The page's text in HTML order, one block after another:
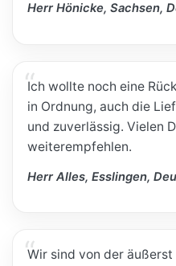
Herr Hönicke, Sachsen,
Ich wollte noch eine
in Ordnung, auch die
und zuverlässig. Vielen
weiterempfehlen.
Herr Alles, Esslingen,
Wir sind von der